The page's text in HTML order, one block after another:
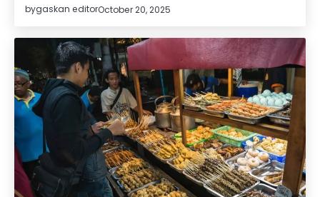
bygaskan editorOctober 20, 2025